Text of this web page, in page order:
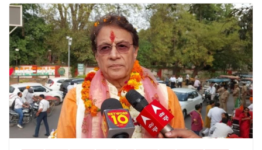
b
o
o
k
A
p
p
dI
n